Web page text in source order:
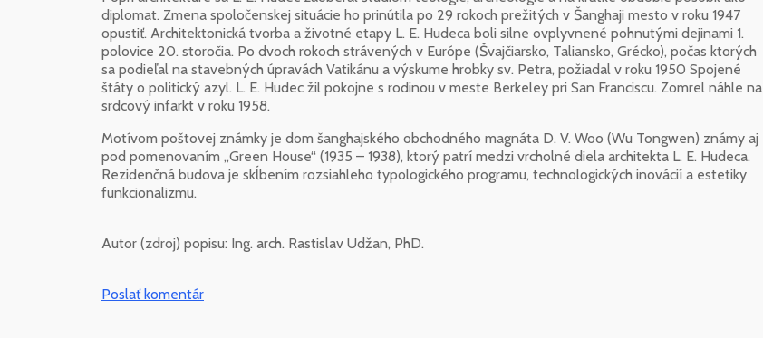
diplomat. Zmena spoločenskej situácie ho prinútila po 29 rokoch prežitých v Šanghaji mesto v roku 1947
opustiť. Architektonická tvorba a životné etapy L. E. Hudeca boli silne ovplyvnené pohnutými dejinami 1.
polovice 20. storočia. Po dvoch rokoch strávených v Európe (Švajčiarsko, Taliansko, Grécko), počas ktorých
sa podieľal na stavebných úpravách Vatikánu a výskume hrobky sv. Petra, požiadal v roku 1950 Spojené
štáty o politický azyl. L. E. Hudec žil pokojne s rodinou v meste Berkeley pri San Franciscu. Zomrel náhle na
srdcový infarkt v roku 1958.
Motívom poštovej známky je dom šanghajského obchodného magnáta D. V. Woo (Wu Tongwen) známy aj
pod pomenovaním „Green House“ (1935 – 1938), ktorý patrí medzi vrcholné diela architekta L. E. Hudeca.
Rezidenčná budova je skĺbením rozsiahleho typologického programu, technologických inovácií a estetiky
funkcionalizmu.
Autor (zdroj) popisu: Ing. arch. Rastislav Udžan, PhD.
Poslať komentár